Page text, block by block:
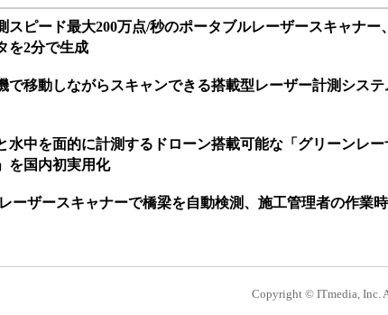
スピード最大200万点/秒のポータブルレーザースキャナー
を2分で生成
で移動しながらスキャンできる搭載型レーザー計測システ
水中を面的に計測するドローン搭載可能な「グリーンレ
を国内初実用化
ーザースキャナーで橋梁を自動検測、施工管理者の作業
Copyright © ITmedia, Inc.